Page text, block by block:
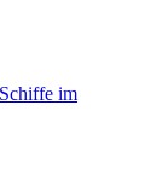
im